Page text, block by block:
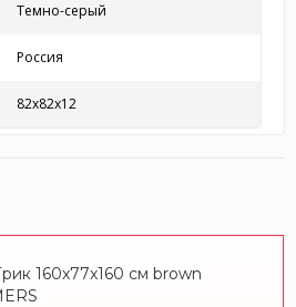
Темно-серый
Россия
82x82x12
160x77x160 см brown